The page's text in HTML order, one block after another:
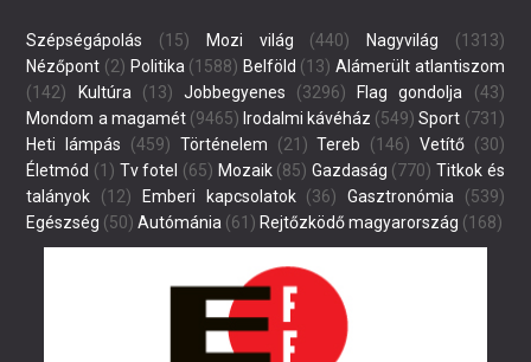
Szépségápolás (15) Mozi világ (440) Nagyvilág (1313)
Nézőpont (2) Politika (1588) Belföld (13) Alámerült atlantiszom
(142)
Kultúra (13) Jobbegyenes (3296) Flag gondolja (43)
Mondom a magamét(9465) Irodalmi kávéház (549) Sport (731)
Heti lámpás (459) Történelem (21) Tereb (146) Vetítő(30)
Életmód (1) Tv fotel (65) Mozaik(85) Gazdaság (770) Titkok és
talányok (12) Emberi kapcsolatok(36) Gasztronómia (539)
Egészség (50) Autómánia (61) Rejtőzködő magyarország (168)